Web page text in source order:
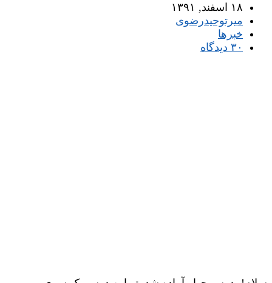
۱۸ اسفند, ۱۳۹۱
میر‌توحیدرضوی
خبرها
۳۰ دیدگاه